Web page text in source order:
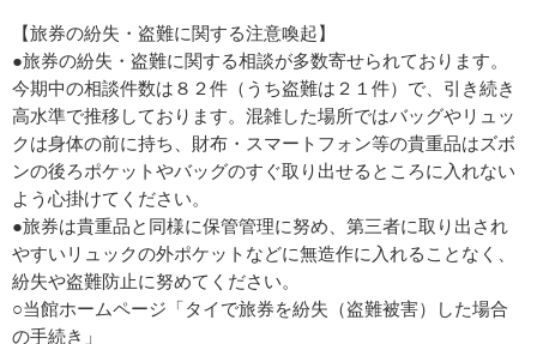
【旅券の紛失・盗難に関する注意喚起】
●旅券の紛失・盗難に関する相談が多数寄せられております。
今期中の相談件数は８２件（うち盗難は２１件）で、引き続き
高水準で推移しております。混雑した場所ではバッグやリュッ
クは身体の前に持ち、財布・スマートフォン等の貴重品はズボ
ンの後ろポケットやバッグのすぐ取り出せるところに入れない
よう心掛けてください。
●旅券は貴重品と同様に保管管理に努め、第三者に取り出され
やすいリュックの外ポケットなどに無造作に入れることなく、
紛失や盗難防止に努めてください。
○当館ホームページ「タイで旅券を紛失（盗難被害）した場合
の手続き」